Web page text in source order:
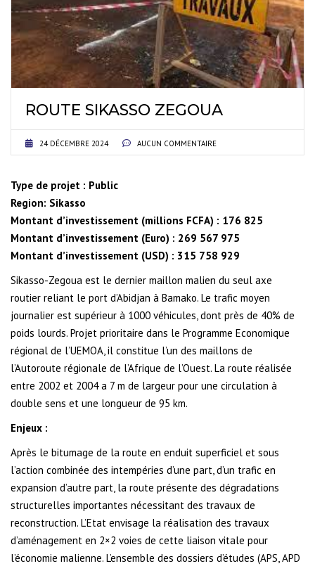
ROUTE SIKASSO ZEGOUA
24 DÉCEMBRE 2024 AUCUN COMMENTAIRE
Type de projet : Public
Region: Sikasso
Montant d’investissement (millions FCFA) : 176 825
Montant d’investissement (Euro) : 269 567 975
Montant d’investissement (USD) : 315 758 929
Sikasso-Zegoua est le dernier maillon malien du seul axe
routier reliant le port d’Abidjan à Bamako. Le trafic moyen
journalier est supérieur à 1000 véhicules, dont près de 40% de
poids lourds. Projet prioritaire dans le Programme Economique
régional de l’UEMOA, il constitue l’un des maillons de
l’Autoroute régionale de l’Afrique de l’Ouest. La route réalisée
entre 2002 et 2004 a 7 m de largeur pour une circulation à
double sens et une longueur de 95 km.
Enjeux :
Après le bitumage de la route en enduit superficiel et sous
l’action combinée des intempéries d’une part, d’un trafic en
expansion d’autre part, la route présente des dégradations
structurelles importantes nécessitant des travaux de
reconstruction. L’Etat envisage la réalisation des travaux
d’aménagement en 2×2 voies de cette liaison vitale pour
l’économie malienne. L’ensemble des dossiers d’études (APS, APD